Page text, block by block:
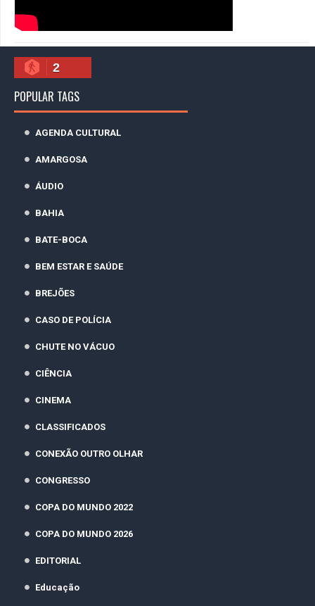
2
POPULAR TAGS
AGENDA CULTURAL
AMARGOSA
ÁUDIO
BAHIA
BATE-BOCA
BEM ESTAR E SAÚDE
BREJÕES
CASO DE POLÍCIA
CHUTE NO VÁCUO
CIÊNCIA
CINEMA
CLASSIFICADOS
CONEXÃO OUTRO OLHAR
CONGRESSO
COPA DO MUNDO 2022
COPA DO MUNDO 2026
EDITORIAL
Educação